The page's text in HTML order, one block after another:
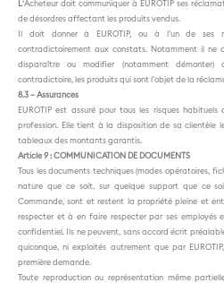
L‘Acheteur doit communiquer à EUROTIP ses
de désordres affectant les produits vendus.
Il doit donner à EUROTIP, ou à l’un de ses
contradictoirement aux constats. Notamment il ne
disparaître ou modifier (notamment
contradictoire, les produits qui sont l’objet de la
8.3 – Assurances
EUROTIP est assuré pour tous les risques
profession. Elle tient à la disposition de sa clientèle
tableaux des montants garantis.
Article 9 : COMMUNICATION DE DOCUMENTS
Tous les documents techniques (modes opératoires,
nature que ce soit, sur quelque support que ce
Commande, sont et restent la propriété pleine et
respecter et à en faire respecter par ses
confidentiel. Ils ne peuvent, sans accord écrit
quiconque, ni exploités autrement que par
première demande.
Toute reproduction ou représentation même